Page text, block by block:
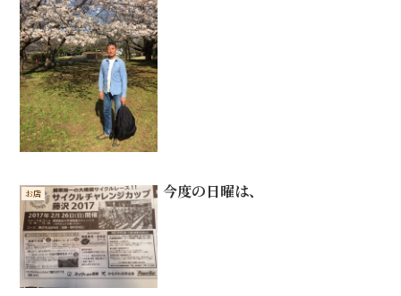
お店 今度の日曜は、